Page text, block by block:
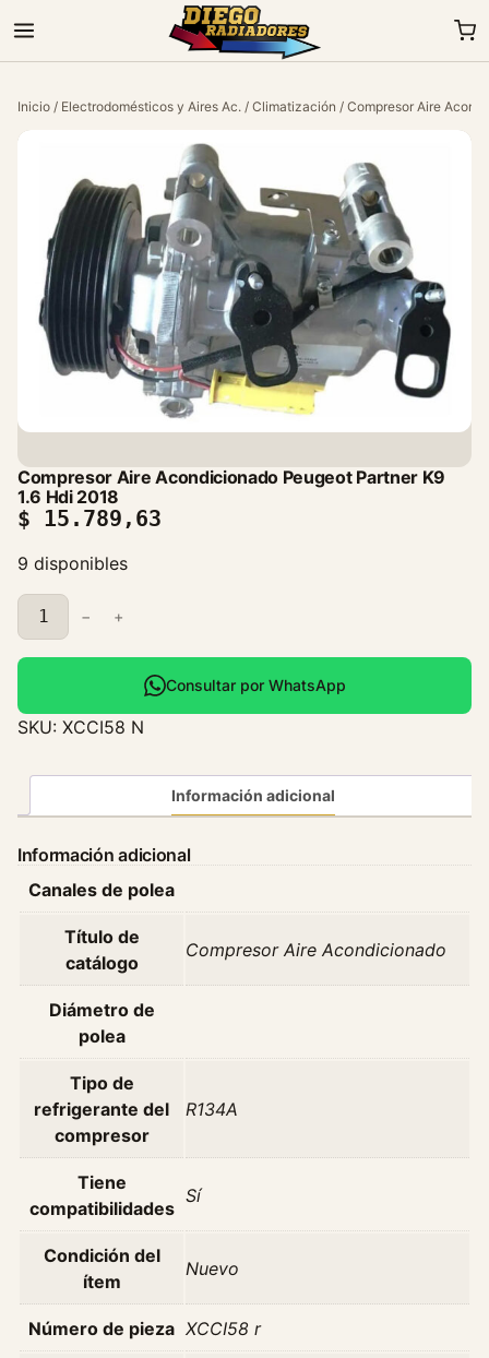
Inicio / Electrodomésticos y Aires Ac. / Climatización / Compresor Aire
Compresor Aire Acondicionado Peugeot Partner K9
1.6 Hdi 2018
$ 15.789,63
9 disponibles
C
o
m
r
e
r
i
e
o
d
− +
Consultar por WhatsApp
SKU: XCCI58 N
Información adicional
Información adicional
Canales de polea
Título de
catálogo
Compresor Aire Acondicionado
Diámetro de
polea
Tipo de
refrigerante del
compresor
R134A
Tiene
compatibilidades
Sí
Condición del
ítem
Nuevo
Número de pieza XCCI58 r